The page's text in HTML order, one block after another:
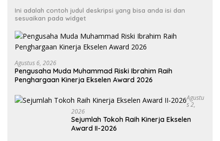
Ini adalah contoh judul deskripsi yang bisa anda isi dan
sesuaikan pada widget
Agustus 6, 2026
Pengusaha Muda Muhammad Riski Ibrahim Raih
Penghargaan Kinerja Ekselen Award 2026
Agustu
S 2,
2026
Sejumlah Tokoh Raih Kinerja Ekselen
Award II-2026